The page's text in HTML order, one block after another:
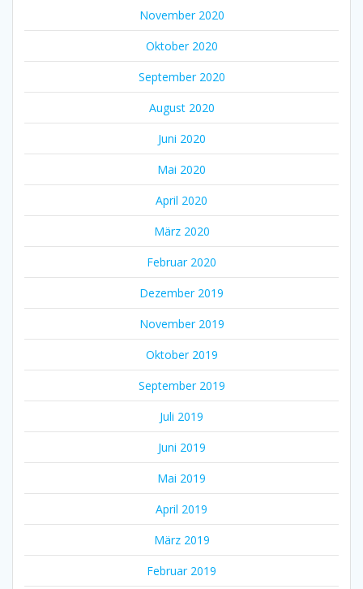
November 2020
Oktober 2020
September 2020
August 2020
Juni 2020
Mai 2020
April 2020
März 2020
Februar 2020
Dezember 2019
November 2019
Oktober 2019
September 2019
Juli 2019
Juni 2019
Mai 2019
April 2019
März 2019
Februar 2019